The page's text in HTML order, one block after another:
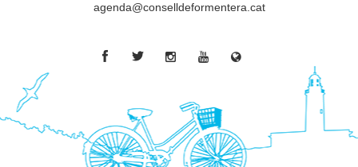
agenda@conselldeformentera.cat